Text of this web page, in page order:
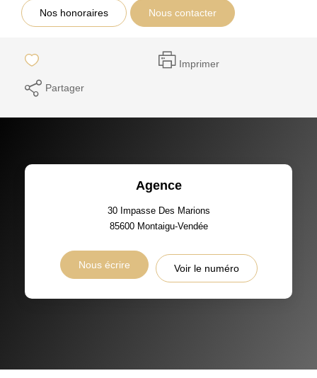
Nos honoraires Nous contacter
Imprimer
Partager
Agence
30 Impasse Des Marions
85600 Montaigu-Vendée
Nous écrire Voir le numéro